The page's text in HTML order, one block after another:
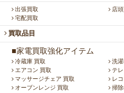
出張買取
店頭
宅配買取
買取品目
■家電買取強化アイテム
冷蔵庫 買取
洗濯
エアコン 買取
テレ
マッサージチェア 買取
レコ
オーブンレンジ 買取
掃除